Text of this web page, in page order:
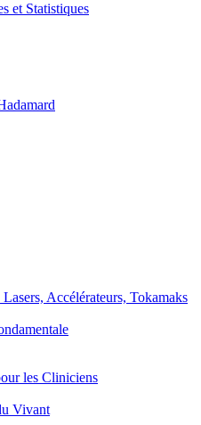
et Statistiques
Accélérateurs, Tokamaks
les Cliniciens
Vivant